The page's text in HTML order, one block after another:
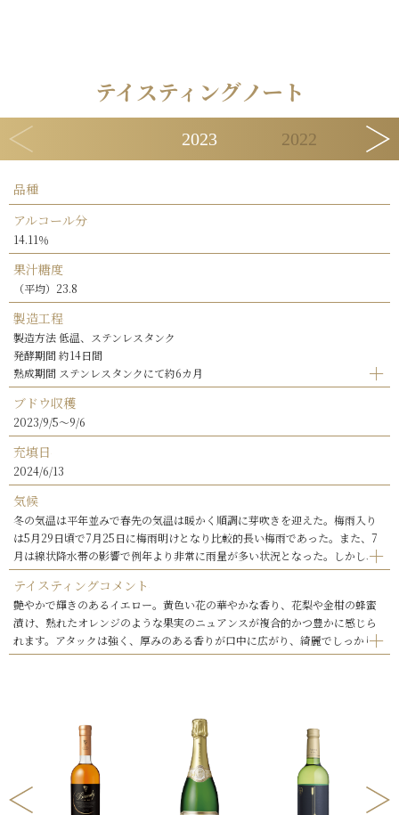
テイスティングノート
2023 2022
品種
アルコール分
14.11％
果汁糖度
（平均）23.8
製造工程
製造方法 低温、ステンレスタンク
発酵期間 約14日間
熟成期間 ステンレスタンクにて約6カ月
ブドウ収穫
2023/9/5～9/6
充填日
2024/6/13
気候
冬の気温は平年並みで春先の気温は暖かく順調に芽吹きを迎えた。梅雨入り
は5月29日頃で7月25日に梅雨明けとなり比較的長い梅雨であった。また、7
月は線状降水帯の影響で例年より非常に雨量が多い状況となった。しかし、
レインカット、排水などの雨対策はしっかりと行っており問題無くブドウの生
育期は進んだ。8月上旬に台風の影響がややみられたが、それ以降は雨量が少
なく、日照時間も長かった事から健全で良質なブドウが収穫されている。
テイスティングコメント
艶やかで輝きのあるイエロー。黄色い花の華やかな香り、花梨や金柑の蜂蜜
漬け、熟れたオレンジのような果実のニュアンスが複合的かつ豊かに感じら
れます。アタックは強く、厚みのある香りが口中に広がり、綺麗でしっかりと
した酸がワイン全体を調和し、力強い味わいと熟した果実の余韻が長く続き